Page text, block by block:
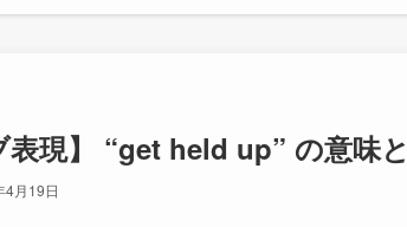
表現】 “get held up” の意味
4月19日